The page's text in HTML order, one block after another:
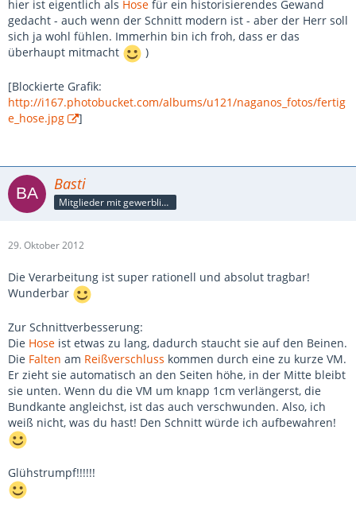
hier ist eigentlich als Hose für ein historisierendes Gewand
gedacht - auch wenn der Schnitt modern ist - aber der Herr soll
sich ja wohl fühlen. Immerhin bin ich froh, dass er das
überhaupt mitmacht
)
[Blockierte Grafik:
http://i167.photobucket.com/albums/u121/naganos_fotos/fertig
e_hose.jpg
]
Basti
Mitglieder mit gewerblicher Verbindung, auch als Mitarbeiter/in
29. Oktober 2012
Die Verarbeitung ist super rationell und absolut tragbar!
Wunderbar
Zur Schnittverbesserung:
Die Hose ist etwas zu lang, dadurch staucht sie auf den Beinen.
Die Falten am Reißverschluss kommen durch eine zu kurze VM.
Er zieht sie automatisch an den Seiten höhe, in der Mitte bleibt
sie unten. Wenn du die VM um knapp 1cm verlängerst, die
Bundkante angleichst, ist das auch verschwunden. Also, ich
weiß nicht, was du hast! Den Schnitt würde ich aufbewahren!
Glühstrumpf!!!!!!